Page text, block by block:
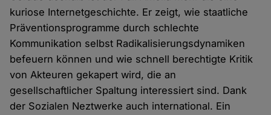
kuriose Internetgeschichte. Er zeigt, wie staatliche
Präventionsprogramme durch schlechte
Kommunikation selbst Radikalisierungsdynamiken
befeuern können und wie schnell berechtigte Kritik
von Akteuren gekapert wird, die an
gesellschaftlicher Spaltung interessiert sind. Dank
der Sozialen Neztwerke auch international. Ein